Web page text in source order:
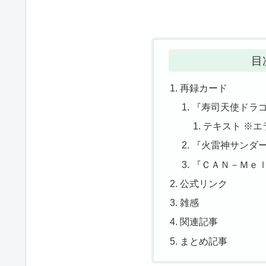
目
再録カード
『寿司天使ドラ
テキスト ※エ
『火雷神サンダ
『ＣＡＮ－Ｍｅ
公式リンク
雑感
関連記事
まとめ記事